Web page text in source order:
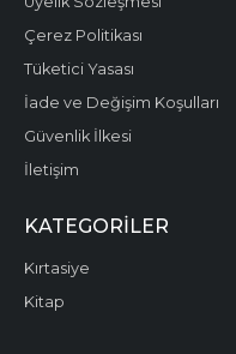
Çerez Politikası
Tüketici Yasası
İade ve Değişim Koşulları
Güvenlik İlkesi
İletişim
KATEGORILER
Kırtasiye
Kitap